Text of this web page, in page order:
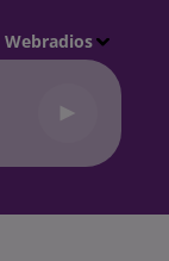
Webradios